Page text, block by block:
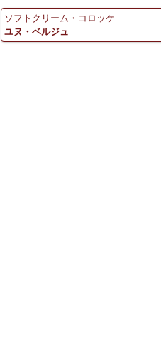
ソフトクリーム・コロッケ
ユヌ・ベルジュ